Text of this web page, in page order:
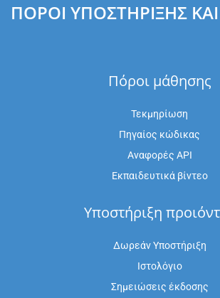
ΠΌΡΟΙ ΥΠΟΣΤΉΡΙΞΗΣ
Πόροι μάθησης
Τεκμηρίωση
Πηγαίος κώδικας
Αναφορές API
Εκπαιδευτικά βίντεο
Υποστήριξη
Δωρεάν Υποστήριξη
Ιστολόγιο
Σημειώσεις έκδοσης